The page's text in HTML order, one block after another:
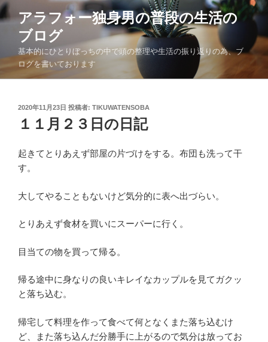
コ
ン
へ
アラフォー独身男の普段の生活の
ブログ
基本的にひとりぼっちの中で頭の整理や生活の振り返りの為、ブ
ログを書いております
投
稿
日:
2020年11月23日 投稿者: TIKUWATENSOBA
１１月２３日の日記
起きてとりあえず部屋の片づけをする。布団も洗って干
す。
大してやることもないけど気分的に表へ出づらい。
とりあえず食材を買いにスーパーに行く。
目当ての物を買って帰る。
帰る途中に身なりの良いキレイなカップルを見てガクッ
と落ち込む。
帰宅して料理を作って食べて何となくまた落ち込むけ
ど、また落ち込んだ分勝手に上がるので気分は放ってお